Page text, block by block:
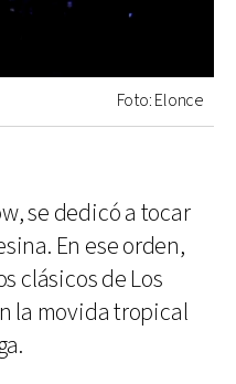
Foto: Elonce
se dedicó a tocar
En ese orden,
clásicos de Los
la movida tropical